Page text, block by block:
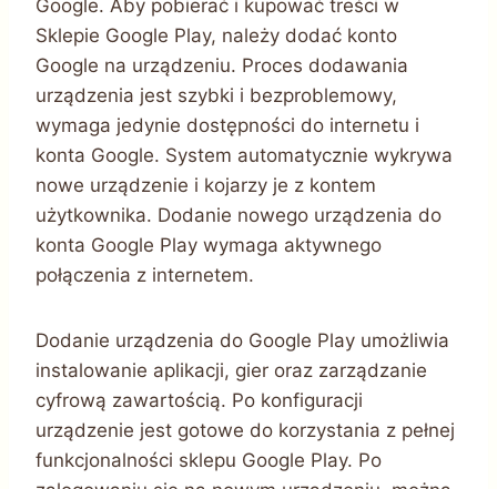
Google. Aby pobierać i kupować treści w
Sklepie Google Play, należy dodać konto
Google na urządzeniu. Proces dodawania
urządzenia jest szybki i bezproblemowy,
wymaga jedynie dostępności do internetu i
konta Google. System automatycznie wykrywa
nowe urządzenie i kojarzy je z kontem
użytkownika. Dodanie nowego urządzenia do
konta Google Play wymaga aktywnego
połączenia z internetem.
Dodanie urządzenia do Google Play umożliwia
instalowanie aplikacji, gier oraz zarządzanie
cyfrową zawartością. Po konfiguracji
urządzenie jest gotowe do korzystania z pełnej
funkcjonalności sklepu Google Play. Po